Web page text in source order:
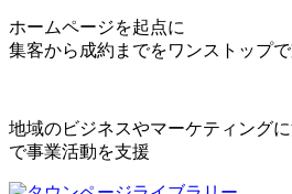
ホームページを起点に
集客から成約までをワンストップ
地域のビジネスやマーケティング
で事業活動を支援